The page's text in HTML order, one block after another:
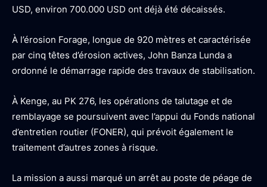
USD, environ 700.000 USD ont déjà été décaissés.
À l’érosion Forage, longue de 920 mètres et caractérisée
par cinq têtes d’érosion actives, John Banza Lunda a
ordonné le démarrage rapide des travaux de stabilisation.
À Kenge, au PK 276, les opérations de talutage et de
remblayage se poursuivent avec l’appui du Fonds national
d’entretien routier (FONER), qui prévoit également le
traitement d’autres zones à risque.
La mission a aussi marqué un arrêt au poste de péage de